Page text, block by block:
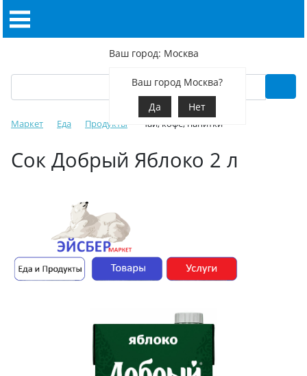
Ваш город: Москва
Ваш город Москва?
Да
Нет
Маркет Еда Продукты Чай, кофе, напитки
Сок Добрый Яблоко 2 л